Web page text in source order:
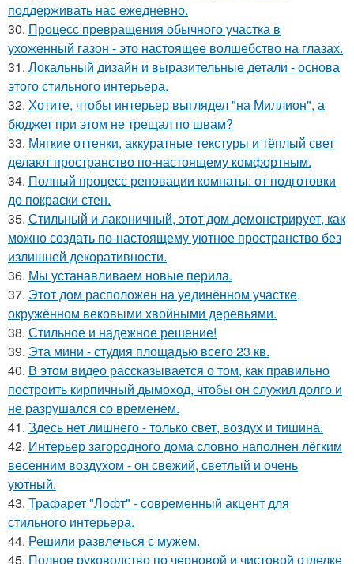
поддерживать нас ежедневно.
30. Процесс превращения обычного участка в
ухоженный газон - это настоящее волшебство на глазах.
31. Локальный дизайн и выразительные детали - основа
этого стильного интерьера.
32. Хотите, чтобы интерьер выглядел "на Миллион", а
бюджет при этом не трещал по швам?
33. Мягкие оттенки, аккуратные текстуры и тёплый свет
делают пространство по-настоящему комфортным.
34. Полный процесс реновации комнаты: от подготовки
до покраски стен.
35. Стильный и лаконичный, этот дом демонстрирует, как
можно создать по-настоящему уютное пространство без
излишней декоративности.
36. Мы устанавливаем новые перила.
37. Этот дом расположен на уединённом участке,
окружённом вековыми хвойными деревьями.
38. Стильное и надежное решение!
39. Эта мини - студия площадью всего 23 кв.
40. В этом видео рассказывается о том, как правильно
построить кирпичный дымоход, чтобы он служил долго и
не разрушался со временем.
41. Здесь нет лишнего - только свет, воздух и тишина.
42. Интерьер загородного дома словно наполнен лёгким
весенним воздухом - он свежий, светлый и очень
уютный.
43. Трафарет "Лофт" - современный акцент для
стильного интерьера.
44. Решили развлечься с мужем.
45. Полное руководство по черновой и чистовой отделке